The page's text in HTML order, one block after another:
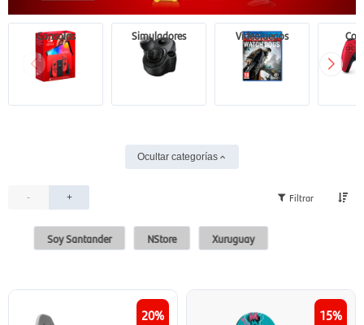
Consolas Simuladores Videojuegos
Ocultar categorías
- +
Soy Santander NStore Xuruguay
20 15